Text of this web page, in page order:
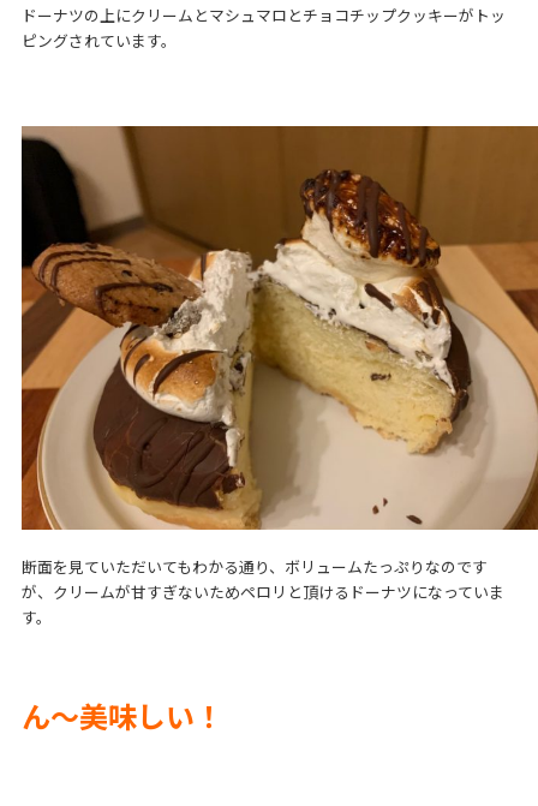
ドーナツの上にクリームとマシュマロとチョコチップクッキーがトッ
ピングされています。
断面を見ていただいてもわかる通り、ボリュームたっぷりなのです
が、クリームが甘すぎないためペロリと頂けるドーナツになっていま
す。
ん～美味しい！